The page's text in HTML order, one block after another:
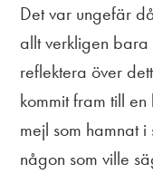
Det var ungefär
allt verkligen
reflektera över
kommit fram till
mejl som hamnat
någon som ville